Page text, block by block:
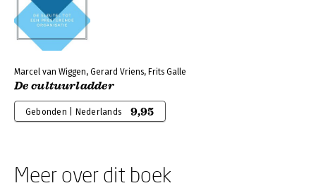
Marcel van Wiggen, Gerard Vriens, Frits Galle
De cultuurladder
Gebonden | Nederlands 9,95
Meer over dit boek